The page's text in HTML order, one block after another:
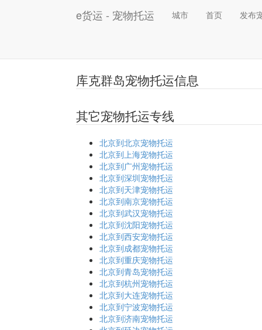
e货运 - 宠物托运 城市 首页 发布
库克群岛宠物托运信息
其它宠物托运专线
北京到北京宠物托运
北京到上海宠物托运
北京到广州宠物托运
北京到深圳宠物托运
北京到天津宠物托运
北京到南京宠物托运
北京到武汉宠物托运
北京到沈阳宠物托运
北京到西安宠物托运
北京到成都宠物托运
北京到重庆宠物托运
北京到青岛宠物托运
北京到杭州宠物托运
北京到大连宠物托运
北京到宁波宠物托运
北京到济南宠物托运